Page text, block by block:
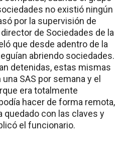
no existió ningún
por la supervisión de
de Sociedades de la
que desde adentro de la
abriendo sociedades.
detenidas, estas mismas
SAS por semana y el
era totalmente
hacer de forma remota,
quedado con las claves y
el funcionario.